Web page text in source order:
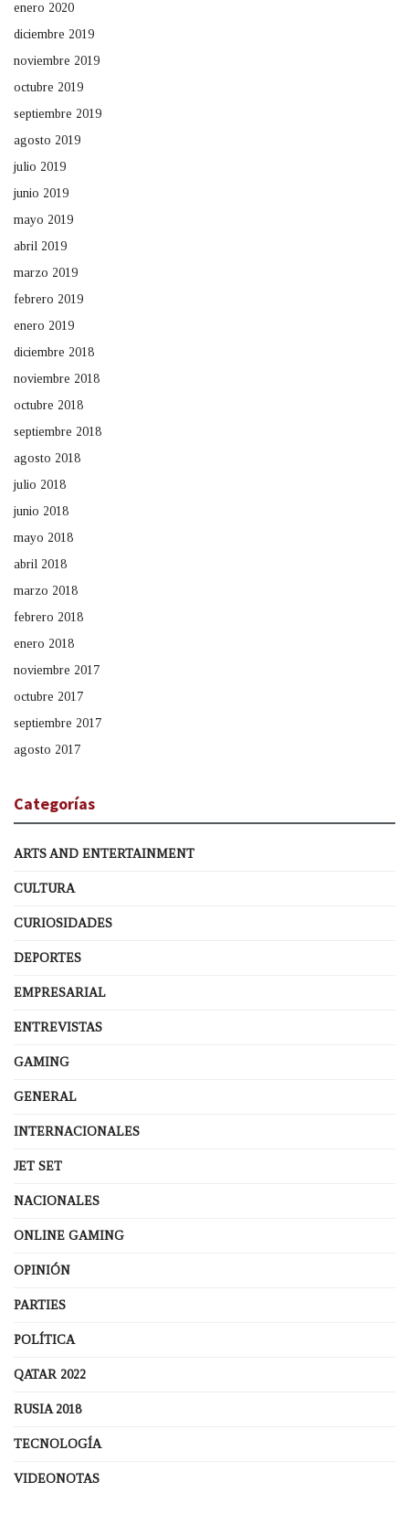
enero 2020
diciembre 2019
noviembre 2019
octubre 2019
septiembre 2019
agosto 2019
julio 2019
junio 2019
mayo 2019
abril 2019
marzo 2019
febrero 2019
enero 2019
diciembre 2018
noviembre 2018
octubre 2018
septiembre 2018
agosto 2018
julio 2018
junio 2018
mayo 2018
abril 2018
marzo 2018
febrero 2018
enero 2018
noviembre 2017
octubre 2017
septiembre 2017
agosto 2017
Categorías
ARTS AND ENTERTAINMENT
CULTURA
CURIOSIDADES
DEPORTES
EMPRESARIAL
ENTREVISTAS
GAMING
GENERAL
INTERNACIONALES
JET SET
NACIONALES
ONLINE GAMING
OPINIÓN
PARTIES
POLÍTICA
QATAR 2022
RUSIA 2018
TECNOLOGÍA
VIDEONOTAS